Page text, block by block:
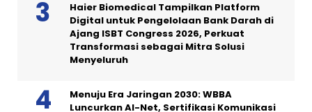
Haier Biomedical Tampilkan Platform
Digital untuk Pengelolaan Bank Darah di
Ajang ISBT Congress 2026, Perkuat
Transformasi sebagai Mitra Solusi
Menyeluruh
Menuju Era Jaringan 2030: WBBA
Luncurkan AI-Net, Sertifikasi Komunikasi